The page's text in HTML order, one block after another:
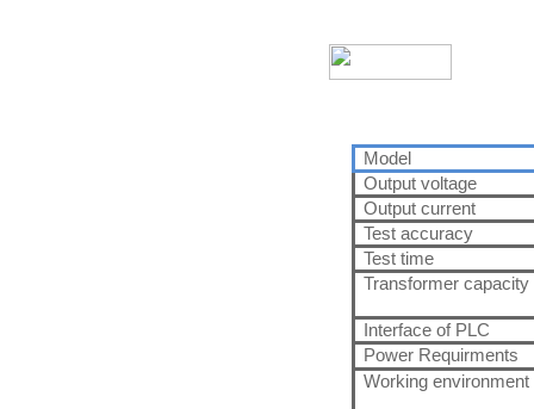
Model
Output voltage
Output current
Test accuracy
Test time
Transformer capacity
Interface of PLC
Power Requirments
Working environment